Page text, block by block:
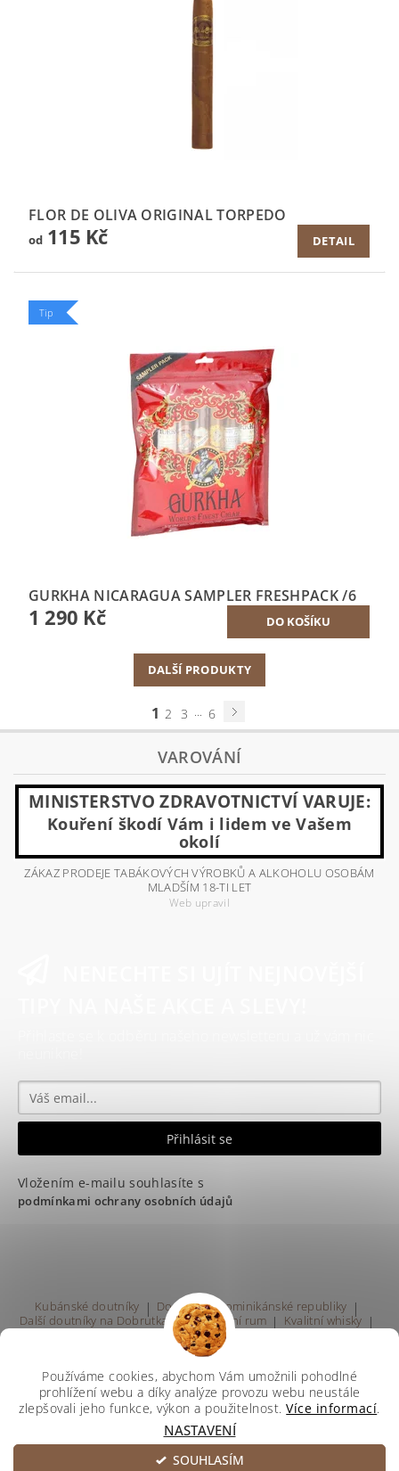
FLOR DE OLIVA ORIGINAL TORPEDO
od115 Kč DETAIL
Tip
GURKHA NICARAGUA SAMPLER FRESHPACK /6
1 290 Kč
DALŠÍ PRODUKTY
1 2 3 ... 6
VAROVÁNÍ
MINISTERSTVO ZDRAVOTNICTVÍ VARUJE:
Kouření škodí Vám i lidem ve Vašem
okolí
ZÁKAZ PRODEJE TABÁKOVÝCH VÝROBKŮ A ALKOHOLU OSOBÁM
MLADŠÍM 18-TI LET
Web upravil
Vložením e-mailu souhlasíte s
podmínkami ochrany osobních údajů
Kubánské doutníky | Doutníky z Dominikánské republiky |
Další doutníky na Dobrutka.eu | Kvalitní rum | Kvalitní whisky |
Prodej rumu Praha
2026 ©Svetdoutniku, všechna práva vyhrazenaUpravit nastavení cookies
Používáme cookies, abychom Vám umožnili pohodlné
prohlížení webu a díky analýze provozu webu neustále
zlepšovali jeho funkce, výkon a použitelnost.Více informací.
NASTAVENÍ
SOUHLASÍM